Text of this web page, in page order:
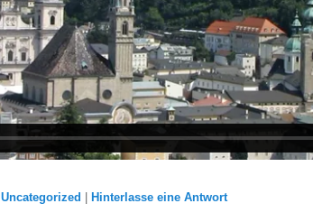
Uncategorized Hinterlasse eine Antwort